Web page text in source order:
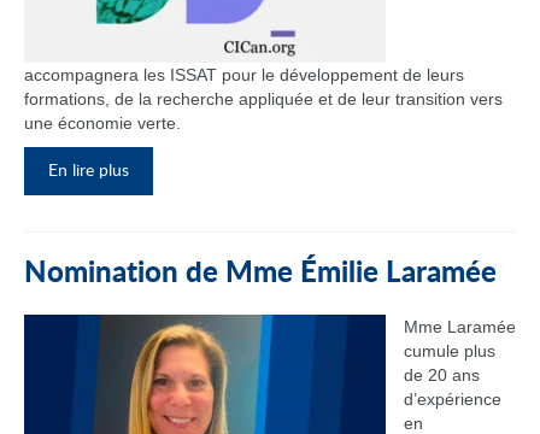
accompagnera les ISSAT pour le développement de leurs
formations, de la recherche appliquée et de leur transition vers
une économie verte.
En lire plus
Nomination de Mme Émilie Laramée
Mme Laramée
cumule plus
de 20 ans
d’expérience
en